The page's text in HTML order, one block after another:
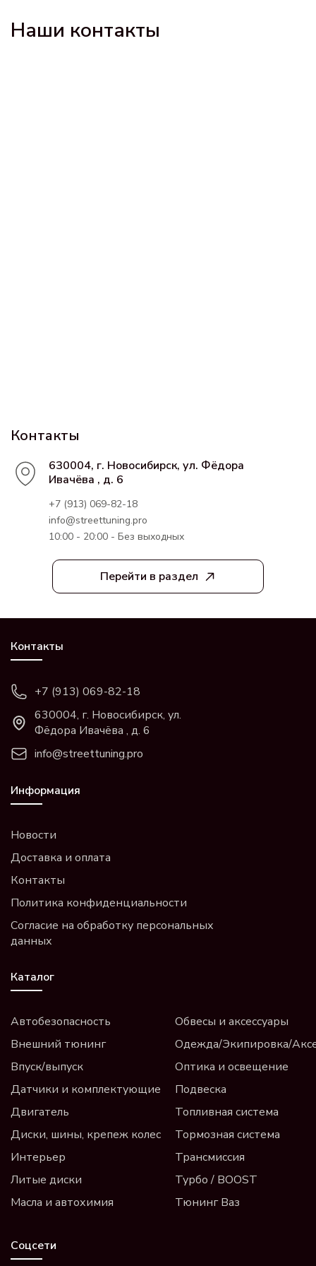
Наши контакты
Перейти в раздел
Контакты
630004, г. Новосибирск, ул. Фёдора
Ивачёва , д. 6
+7 (913) 069-82-18
info@streettuning.pro
10:00 - 20:00 - Без выходных
Контакты
+7 (913) 069-82-18
630004, г. Новосибирск, ул.
Фёдора Ивачёва , д. 6
info@streettuning.pro
Информация
Новости
Доставка и оплата
Контакты
Политика конфиденциальности
Согласие на обработку персональных
данных
Каталог
Автобезопасность
Внешний тюнинг
Впуск/выпуск
Датчики и комплектующие
Двигатель
Диски, шины, крепеж колес
Интерьер
Литые диски
Масла и автохимия
Обвесы и аксессуары
Одежда/Экипировка/
Оптика и освещение
Подвеска
Топливная система
Тормозная система
Трансмиссия
Турбо / BOOST
Тюнинг Ваз
Соцсети